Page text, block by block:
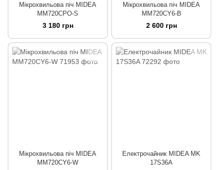
Мікрохвильова піч MIDEA
MM720CPO-S
3 180 грн
Мікрохвильова піч MIDEA
MM720CY6-B
2 600 грн
Мікрохвильова піч MIDEA
MM720CY6-W
Електрочайник MIDEA MK
17S36A